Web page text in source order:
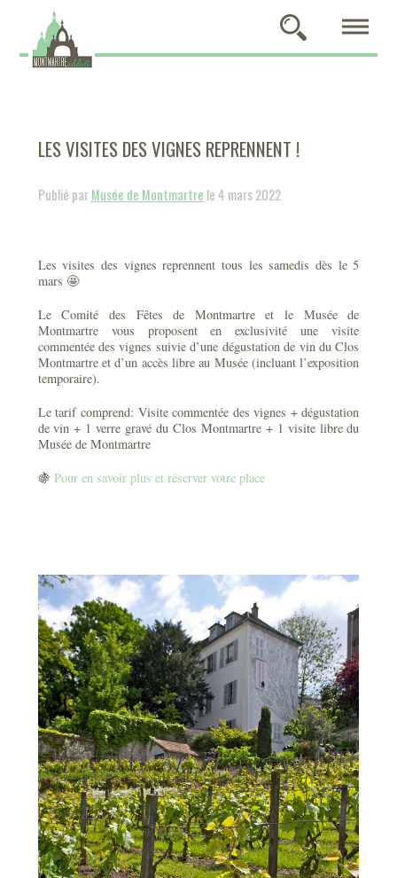
LES VISITES DES VIGNES REPRENNENT !
Publié parMusée de Montmartre le 4 mars 2022
Les visites des vignes reprennent tous les samedis dès le 5
mars 🤩
Le Comité des Fêtes de Montmartre et le Musée de
Montmartre vous proposent en exclusivité une visite
commentée des vignes suivie d’une dégustation de vin du Clos
Montmartre et d’un accès libre au Musée (incluant l’exposition
temporaire).
Le tarif comprend: Visite commentée des vignes + dégustation
de vin + 1 verre gravé du Clos Montmartre + 1 visite libre du
Musée de Montmartre
🍇 Pour en savoir plus et réserver votre place